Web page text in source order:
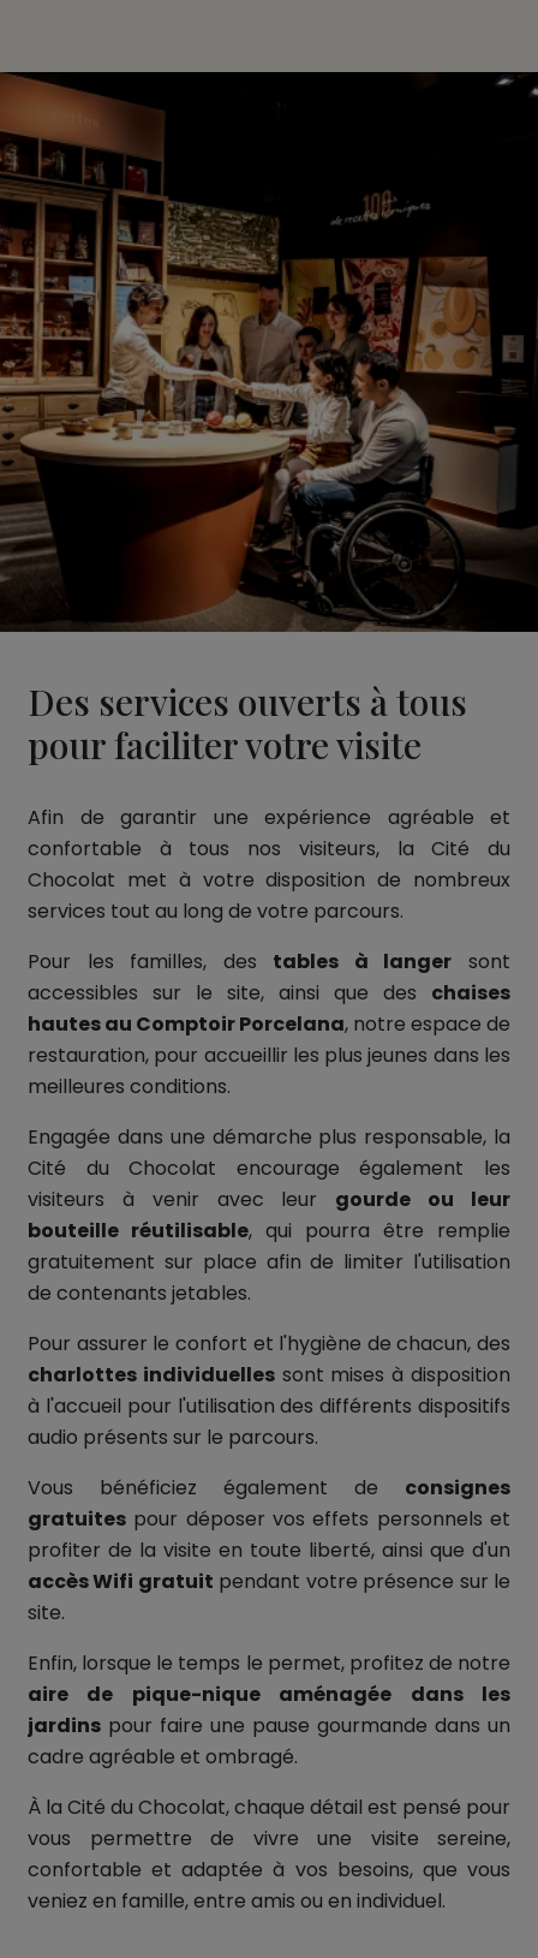
Des services ouverts à tous
pour faciliter votre visite
Afin de garantir une expérience agréable et
confortable à tous nos visiteurs, la Cité du
Chocolat met à votre disposition de nombreux
services tout au long de votre parcours.
Pour les familles, des tables à langer sont
accessibles sur le site, ainsi que des chaises
hautes au Comptoir Porcelana, notre espace de
restauration, pour accueillir les plus jeunes dans les
meilleures conditions.
Engagée dans une démarche plus responsable, la
Cité du Chocolat encourage également les
visiteurs à venir avec leur gourde ou leur
bouteille réutilisable, qui pourra être remplie
gratuitement sur place afin de limiter l'utilisation
de contenants jetables.
Pour assurer le confort et l'hygiène de chacun, des
charlottes individuellessont mises à disposition
à l'accueil pour l'utilisation des différents dispositifs
audio présents sur le parcours.
Vous bénéficiez également de consignes
gratuites pour déposer vos effets personnels et
profiter de la visite en toute liberté, ainsi que d'un
accès Wifi gratuit pendant votre présence sur le
site.
Enfin, lorsque le temps le permet, profitez de notre
aire de pique-nique aménagée dans les
jardins pour faire une pause gourmande dans un
cadre agréable et ombragé.
À la Cité du Chocolat, chaque détail est pensé pour
vous permettre de vivre une visite sereine,
confortable et adaptée à vos besoins, que vous
veniez en famille, entre amis ou en individuel.